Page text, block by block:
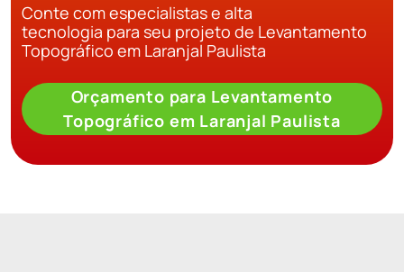
Conte com especialistas e alta
tecnologia para seu projeto de Levantamento
Topográfico em Laranjal Paulista
Orçamento para Levantamento
Topográfico em Laranjal Paulista